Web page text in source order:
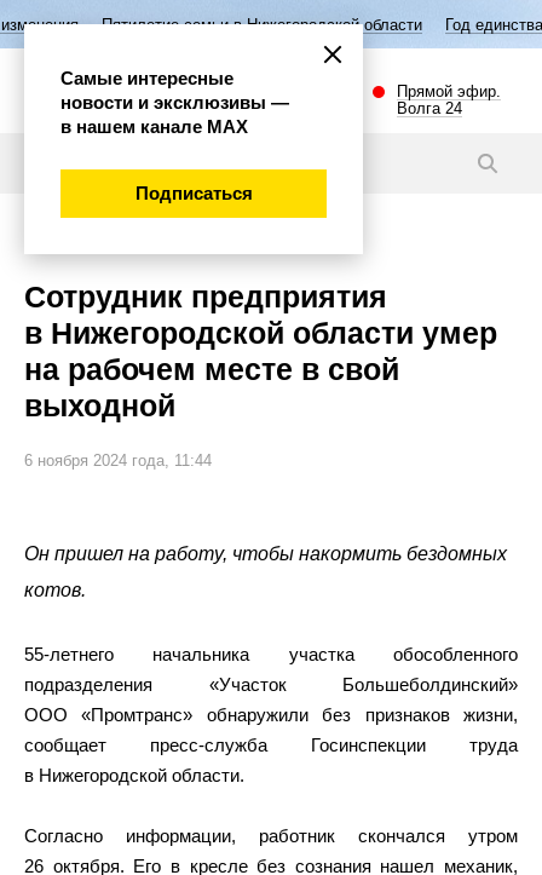
Пятилетие семьи в Нижегородской области Год единства народов
Прямой эфир.
Волга 24
Сотрудник предприятия
в Нижегородской области умер
на рабочем месте в свой
выходной
6 ноября 2024 года, 11:44
Он пришел на работу, чтобы накормить бездомных
котов.
55-летнего начальника участка обособленного
подразделения «Участок Большеболдинский»
ООО «Промтранс» обнаружили без признаков жизни,
сообщает пресс-служба Госинспекции труда
в Нижегородской области.
Согласно информации, работник скончался утром
26 октября. Его в кресле без сознания нашел механик,
Самые интересные
новости и эксклюзивы —
в нашем канале МАХ
Подписаться